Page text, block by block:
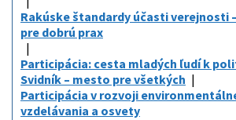
Rakúske štandardy účasti verejnosti
pre dobrú prax
Participácia: cesta mladých ľudí k
Svidník – mesto pre všetkých
Participácia v rozvoji
vzdelávania a osvety